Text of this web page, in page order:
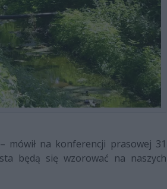
na konferencji prasowej 31
będą się wzorować na naszych